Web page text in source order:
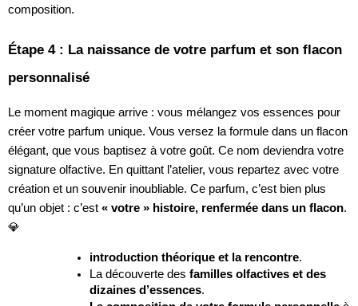
composition.
Étape 4 : La naissance de votre parfum et son flacon
personnalisé
Le moment magique arrive : vous mélangez vos essences pour
créer votre parfum unique. Vous versez la formule dans un flacon
élégant, que vous baptisez à votre goût. Ce nom deviendra votre
signature olfactive. En quittant l’atelier, vous repartez avec votre
création et un souvenir inoubliable. Ce parfum, c’est bien plus
qu’un objet : c’est « votre » histoire, renfermée dans un flacon.
💎
introduction théorique et la rencontre.
La découverte des familles olfactives et des
dizaines d’essences.